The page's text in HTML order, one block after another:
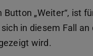
„Weiter“, ist
in diesem Fall an
wird.